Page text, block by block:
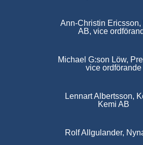
Ann-Christin Ericsson,
AB, vice
Michael G:son Löw,
vice ordförande
Lennart Albertsson,
Kemi AB
Rolf Allgulander,